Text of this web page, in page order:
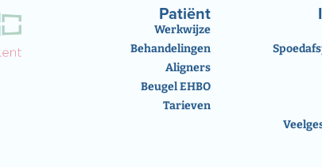
Patiënt
Werkwijze
Behandelingen
Aligners
Beugel EHBO
Tarieven